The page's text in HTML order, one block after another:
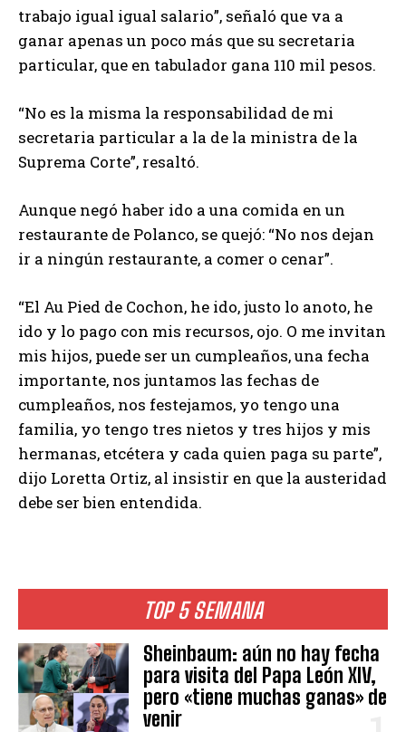
TOP 5 SEMANA
Sheinbaum: aún no hay fecha
para visita del Papa León XIV,
pero «tiene muchas ganas» de
venir
trabajo igual igual salario”, señaló que va a
ganar apenas un poco más que su secretaria
particular, que en tabulador gana 110 mil pesos.
“No es la misma la responsabilidad de mi
secretaria particular a la de la ministra de la
Suprema Corte”, resaltó.
Aunque negó haber ido a una comida en un
restaurante de Polanco, se quejó: “No nos dejan
ir a ningún restaurante, a comer o cenar”.
“El Au Pied de Cochon, he ido, justo lo anoto, he
ido y lo pago con mis recursos, ojo. O me invitan
mis hijos, puede ser un cumpleaños, una fecha
importante, nos juntamos las fechas de
cumpleaños, nos festejamos, yo tengo una
familia, yo tengo tres nietos y tres hijos y mis
hermanas, etcétera y cada quien paga su parte”,
dijo Loretta Ortiz, al insistir en que la austeridad
debe ser bien entendida.